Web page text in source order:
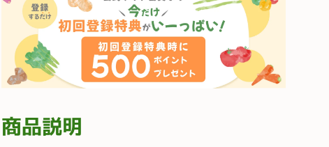
商品説明